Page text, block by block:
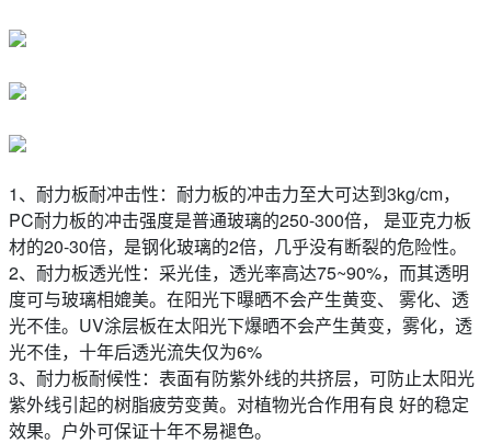
1、耐力板耐冲击性：耐力板的冲击力至大可达到3kg/cm，
PC耐力板的冲击强度是普通玻璃的250-300倍， 是亚克力板
材的20-30倍，是钢化玻璃的2倍，几乎没有断裂的危险性。
2、耐力板透光性：采光佳，透光率高达75~90%，而其透明
度可与玻璃相媲美。在阳光下曝晒不会产生黄变、 雾化、透
光不佳。UV涂层板在太阳光下爆晒不会产生黄变，雾化，透
光不佳，十年后透光流失仅为6%
3、耐力板耐候性：表面有防紫外线的共挤层，可防止太阳光
紫外线引起的树脂疲劳变黄。对植物光合作用有良 好的稳定
效果。户外可保证十年不易褪色。